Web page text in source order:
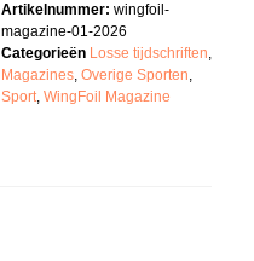
Artikelnummer: wingfoil-
magazine-01-2026
Categorieën Losse tijdschriften,
Magazines, Overige Sporten,
Sport, WingFoil Magazine